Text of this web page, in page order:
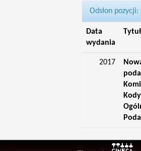
Odsłon pozycji:
Data
wydania
Tytuł
2017